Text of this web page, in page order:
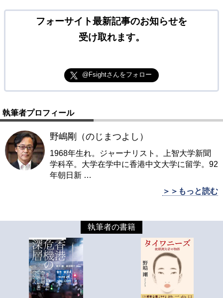
フォーサイト最新記事のお知らせを
受け取れます。
@Fsightさんをフォロー
執筆者プロフィール
野嶋剛（のじまつよし）
1968年生れ。ジャーナリスト。上智大学新聞
学科卒。大学在学中に香港中文大学に留学。92
年朝日新 …
＞＞もっと読む
執筆者の書籍